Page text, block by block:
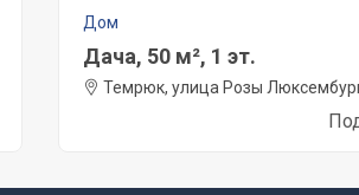
Дом
Дача, 50 м², 1 эт.
Темрюк, улица Розы